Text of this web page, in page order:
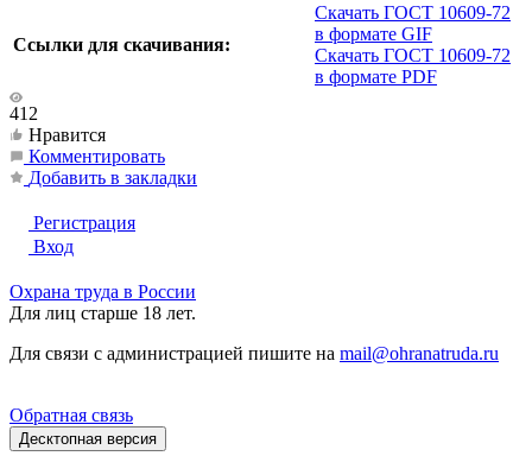
Ссылки для скачивания:
Скачать ГОСТ 10609-72
в формате GIF
Скачать ГОСТ 10609-72
в формате PDF
412
Нравится
Комментировать
Добавить в закладки
Регистрация
Вход
Охрана труда в России
Для лиц старше 18 лет.
Для связи с администрацией пишите на mail@ohranatruda.ru
Обратная связь
Десктопная версия